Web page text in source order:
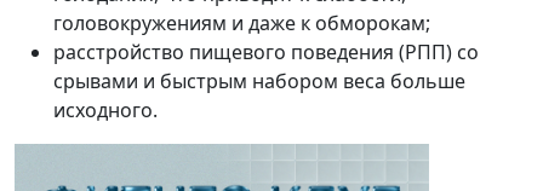
головокружениям и даже к обморокам;
расстройство пищевого поведения (РПП) со
срывами и быстрым набором веса больше
исходного.